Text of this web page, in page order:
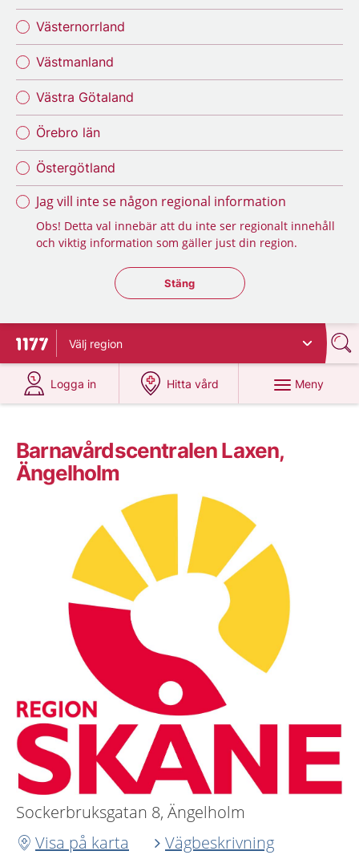
Västernorrland
Västmanland
Västra Götaland
Örebro län
Östergötland
Jag vill inte se någon regional information
Obs! Detta val innebär att du inte ser regionalt innehåll
och viktig information som gäller just din region.
Stäng regionsväljaren
Stäng
Till startsidan för 1177
Välj region
Logga in
på 1177.se
Hitta vård
på 1177.se
Meny
Barnavårdscentralen Laxen,
Ängelholm
Sockerbruksgatan 8, Ängelholm
Visa på karta
Vägbeskrivning